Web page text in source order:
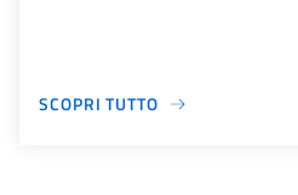
SCOPRI TUTTO